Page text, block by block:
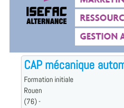
CAP mécanique
Formation initiale
Rouen
(76) -